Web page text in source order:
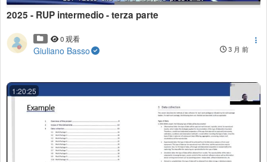
2025 - RUP intermedio - terza parte
0 观看
Giuliano Basso 3 月 前
1:20:25